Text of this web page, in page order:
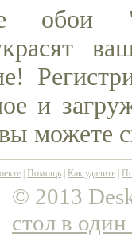
и
можете
Помощь Как удалить
© 2013
стол в